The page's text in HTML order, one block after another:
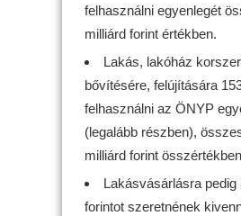
felhasználni egyenlegét
milliárd forint értékben.
Lakás, lakóház
bővítésére, felújítására
felhasználni az ÖNYP
(legalább részben),
milliárd forint
Lakásvásárlásra pedig
forintot szeretnének